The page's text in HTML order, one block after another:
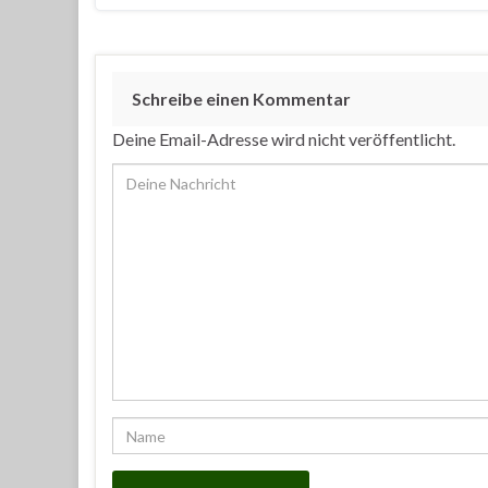
Schreibe einen Kommentar
Deine Email-Adresse wird nicht veröffentlicht.